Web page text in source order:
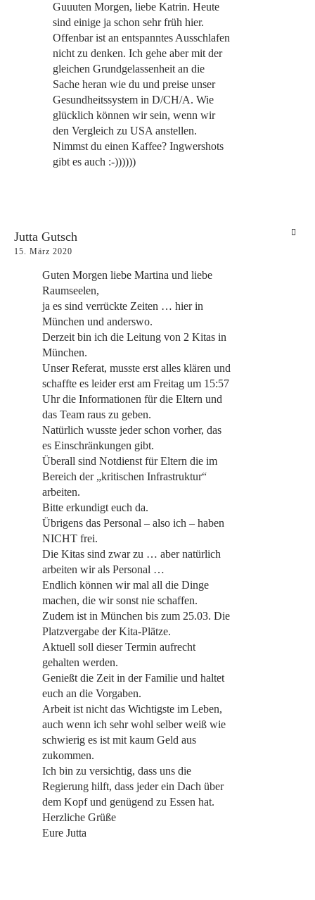
Guuuten Morgen, liebe Katrin. Heute
sind einige ja schon sehr früh hier.
Offenbar ist an entspanntes Ausschlafen
nicht zu denken. Ich gehe aber mit der
gleichen Grundgelassenheit an die
Sache heran wie du und preise unser
Gesundheitssystem in D/CH/A. Wie
glücklich können wir sein, wenn wir
den Vergleich zu USA anstellen.
Nimmst du einen Kaffee? Ingwershots
gibt es auch :-))))))
Jutta Gutsch
15. März 2020
Guten Morgen liebe Martina und liebe
Raumseelen,
ja es sind verrückte Zeiten … hier in
München und anderswo.
Derzeit bin ich die Leitung von 2 Kitas in
München.
Unser Referat, musste erst alles klären und
schaffte es leider erst am Freitag um 15:57
Uhr die Informationen für die Eltern und
das Team raus zu geben.
Natürlich wusste jeder schon vorher, das
es Einschränkungen gibt.
Überall sind Notdienst für Eltern die im
Bereich der „kritischen Infrastruktur“
arbeiten.
Bitte erkundigt euch da.
Übrigens das Personal – also ich – haben
NICHT frei.
Die Kitas sind zwar zu … aber natürlich
arbeiten wir als Personal …
Endlich können wir mal all die Dinge
machen, die wir sonst nie schaffen.
Zudem ist in München bis zum 25.03. Die
Platzvergabe der Kita-Plätze.
Aktuell soll dieser Termin aufrecht
gehalten werden.
Genießt die Zeit in der Familie und haltet
euch an die Vorgaben.
Arbeit ist nicht das Wichtigste im Leben,
auch wenn ich sehr wohl selber weiß wie
schwierig es ist mit kaum Geld aus
zukommen.
Ich bin zu versichtig, dass uns die
Regierung hilft, dass jeder ein Dach über
dem Kopf und genügend zu Essen hat.
Herzliche Grüße
Eure Jutta